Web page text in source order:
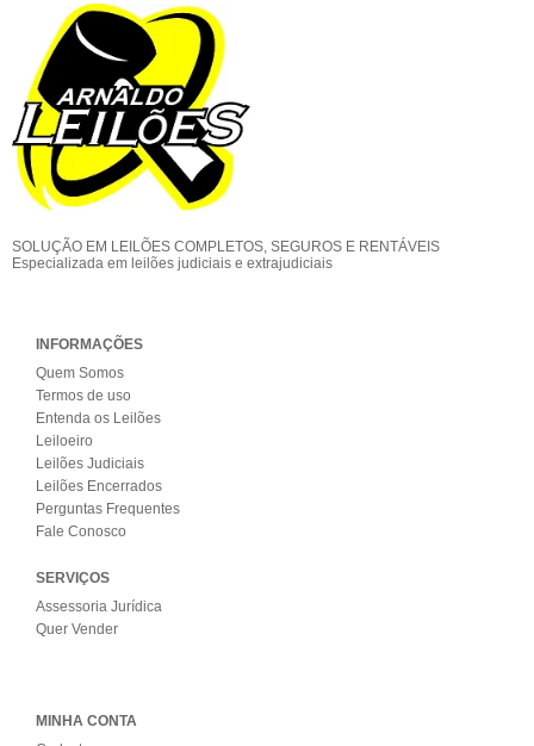
SOLUÇÃO EM LEILÕES COMPLETOS, SEGUROS E RENTÁVEIS
Especializada em leilões judiciais e extrajudiciais
INFORMAÇÕES
Quem Somos
Termos de uso
Entenda os Leilões
Leiloeiro
Leilões Judiciais
Leilões Encerrados
Perguntas Frequentes
Fale Conosco
SERVIÇOS
Assessoria Jurídica
Quer Vender
MINHA CONTA